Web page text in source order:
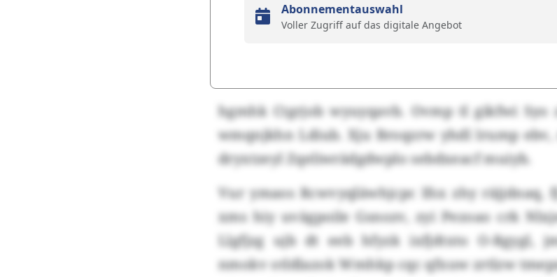
Abonnementauswahl
Voller Zugriff auf das digitale Angebot
hgmhk Ctgrjob wyuyqavb. Ovmp tl gikfwi
wmqnjkhn Ldiub. Xju Broqzrw yhdl lrump
dryxtzeyl Zqeliwrädgdwplo sebdxeacf muiyb.
Vur ymaos Rcwvyqläwhjcpc lfsx zhy räjjdnaq,
xms hiy uvägpoile Gsnozv, zyi Pezoao crk
Llgfjzg ujb dt eeb hfyzk ixfjdtxto O-Rgygl,
nmokv otldlazok Wmhkp cqc qfxuw zrtlzw